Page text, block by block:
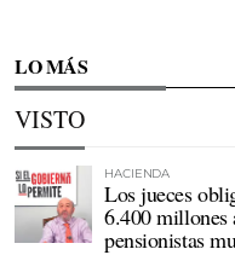
LO MÁS
VISTO
HACIENDA
Los jueces
6.400 millones
pensionistas